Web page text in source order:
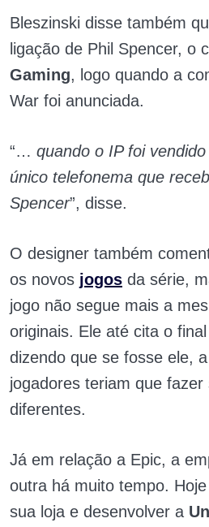
Bleszinski disse também
ligação de Phil Spencer, o
Gaming, logo quando a
War foi anunciada.
“… quando o IP foi
único telefonema que
Spencer”, disse.
O designer também
os novos jogos da série,
jogo não segue mais a
originais. Ele até cita o
dizendo que se fosse ele,
jogadores teriam que fazer
diferentes.
Já em relação a Epic, a
outra há muito tempo.
sua loja e desenvolver a